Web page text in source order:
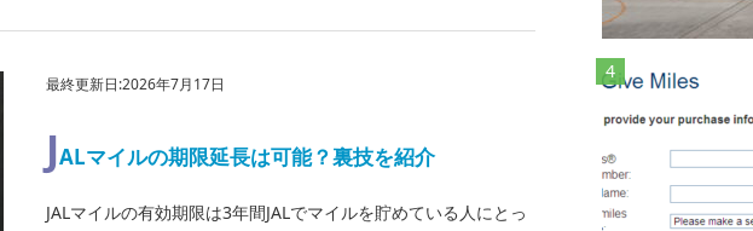
最終更新日:2026年7月17日
JALマイルの期限延長は可能？裏技を紹介
JALマイルの有効期限は3年間JALでマイルを貯めている人にとっ